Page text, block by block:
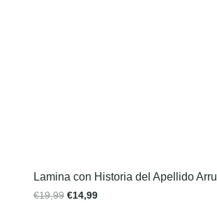
Lamina con Historia del Apellido
€19,99 €14,99